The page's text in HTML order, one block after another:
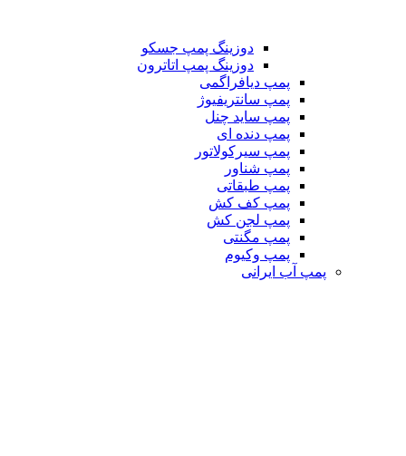
دوزینگ پمپ جسکو
دوزینگ پمپ اتاترون
پمپ دیافراگمی
پمپ سانتریفیوژ
پمپ ساید چنل
پمپ دنده ای
پمپ سیرکولاتور
پمپ شناور
پمپ طبقاتی
پمپ کف کش
پمپ لجن کش
پمپ مگنتی
پمپ وکیوم
پمپ آب ایرانی